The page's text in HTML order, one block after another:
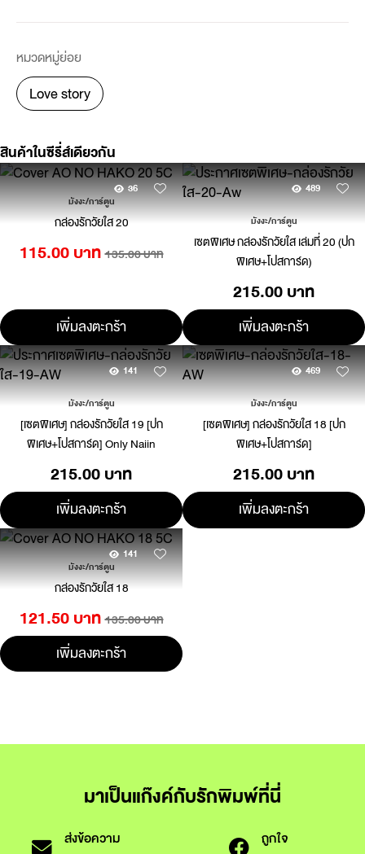
หมวดหมู่ย่อย
Love story
สินค้าในซีรี่ส์เดียวกัน
36
มังงะ/การ์ตูน
กล่องรักวัยใส 20
115.00 บาท 135.00 บาท
เพิ่มลงตะกร้า
489
มังงะ/การ์ตูน
เซตพิเศษ กล่องรักวัยใส เล่มที่ 20 (ปก
พิเศษ+โปสการ์ด)
215.00 บาท
เพิ่มลงตะกร้า
141
มังงะ/การ์ตูน
[เซตพิเศษ] กล่องรักวัยใส 19 [ปก
พิเศษ+โปสการ์ด] Only Naiin
215.00 บาท
เพิ่มลงตะกร้า
469
มังงะ/การ์ตูน
[เซตพิเศษ] กล่องรักวัยใส 18 [ปก
พิเศษ+โปสการ์ด]
215.00 บาท
เพิ่มลงตะกร้า
141
มังงะ/การ์ตูน
กล่องรักวัยใส 18
121.50 บาท 135.00 บาท
เพิ่มลงตะกร้า
มาเป็นแก๊งค์กับรักพิมพ์ที่นี่
ส่งข้อความ ถูกใจ